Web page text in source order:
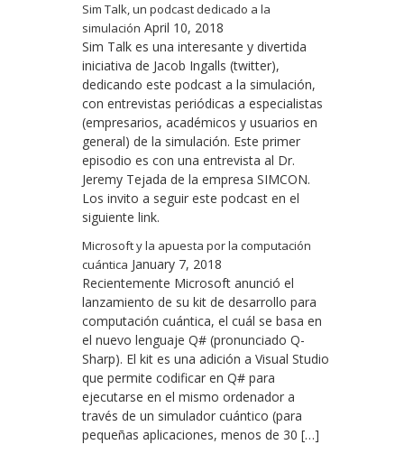
Sim Talk, un podcast dedicado a la
simulación April 10, 2018
Sim Talk es una interesante y divertida
iniciativa de Jacob Ingalls (twitter),
dedicando este podcast a la simulación,
con entrevistas periódicas a especialistas
(empresarios, académicos y usuarios en
general) de la simulación. Este primer
episodio es con una entrevista al Dr.
Jeremy Tejada de la empresa SIMCON.
Los invito a seguir este podcast en el
siguiente link.
Microsoft y la apuesta por la computación
cuántica January 7, 2018
Recientemente Microsoft anunció el
lanzamiento de su kit de desarrollo para
computación cuántica, el cuál se basa en
el nuevo lenguaje Q# (pronunciado Q-
Sharp). El kit es una adición a Visual Studio
que permite codificar en Q# para
ejecutarse en el mismo ordenador a
través de un simulador cuántico (para
pequeñas aplicaciones, menos de 30 […]